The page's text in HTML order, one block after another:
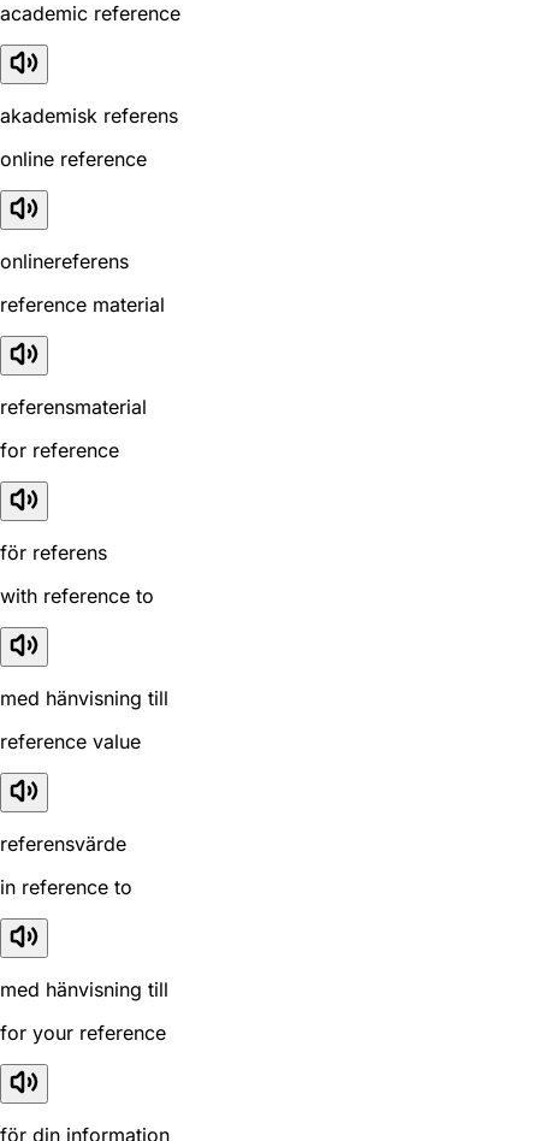
academic reference
akademisk referens
online reference
onlinereferens
reference material
referensmaterial
for reference
för referens
with reference to
med hänvisning till
reference value
referensvärde
in reference to
med hänvisning till
for your reference
för din information